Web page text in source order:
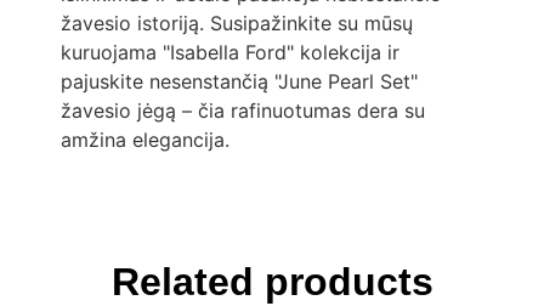
žavesio istoriją. Susipažinkite su mūsų
kuruojama "Isabella Ford" kolekcija ir
pajuskite nesenstančią "June Pearl Set"
žavesio jėgą – čia rafinuotumas dera su
amžina elegancija.
Related products